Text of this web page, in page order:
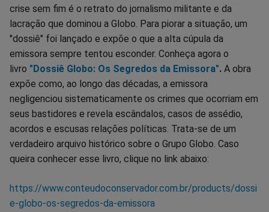
crise sem fim é o retrato do jornalismo militante e da
lacração que dominou a Globo. Para piorar a situação, um
"dossiê" foi lançado e expõe o que a alta cúpula da
emissora sempre tentou esconder. Conheça agora o
livro "Dossiê Globo: Os Segredos da Emissora". A obra
expõe como, ao longo das décadas, a emissora
negligenciou sistematicamente os crimes que ocorriam em
seus bastidores e revela escândalos, casos de assédio,
acordos e escusas relações políticas. Trata-se de um
verdadeiro arquivo histórico sobre o Grupo Globo. Caso
queira conhecer esse livro, clique no link abaixo:
https://www.conteudoconservador.com.br/products/dossi
e-globo-os-segredos-da-emissora